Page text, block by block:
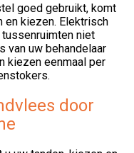
goed gebruikt, komt
en kiezen. Elektrisch
niet
van uw behandelaar
kiezen eenmaal per
door